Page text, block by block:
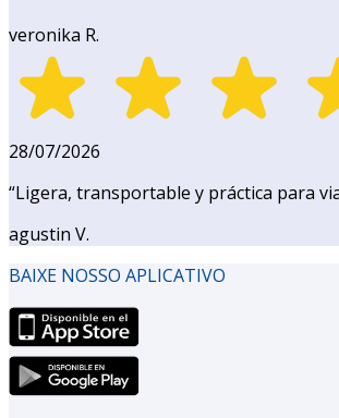
veronika R.
28/07/2026
“Ligera, transportable y práctica para
agustin V.
BAIXE NOSSO APLICATIVO